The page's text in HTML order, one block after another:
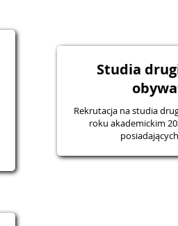
Studia
Rekrutacja na studia
roku akademickim